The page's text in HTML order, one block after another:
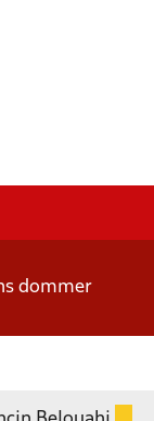
dommer